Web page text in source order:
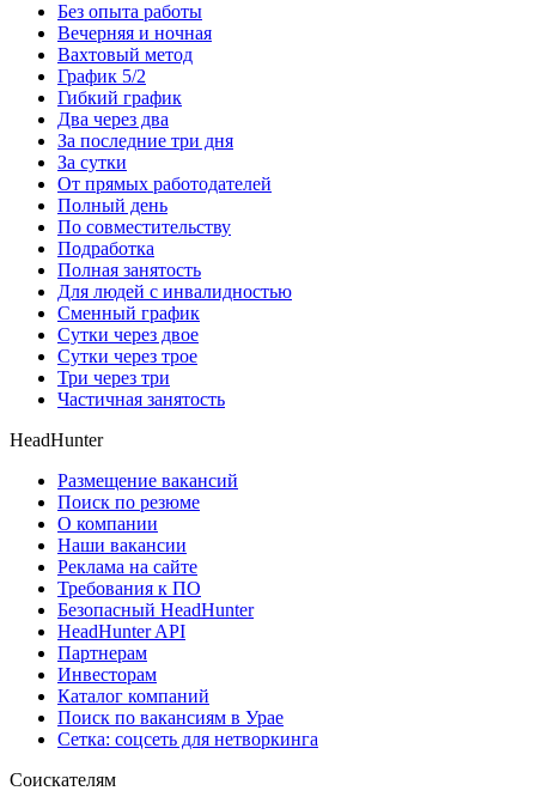
Без опыта работы
Вечерняя и ночная
Вахтовый метод
График 5/2
Гибкий график
Два через два
За последние три дня
За сутки
От прямых работодателей
Полный день
По совместительству
Подработка
Полная занятость
Для людей с инвалидностью
Сменный график
Сутки через двое
Сутки через трое
Три через три
Частичная занятость
HeadHunter
Размещение вакансий
Поиск по резюме
О компании
Наши вакансии
Реклама на сайте
Требования к ПО
Безопасный HeadHunter
HeadHunter API
Партнерам
Инвесторам
Каталог компаний
Поиск по вакансиям в Урае
Сетка: соцсеть для нетворкинга
Соискателям